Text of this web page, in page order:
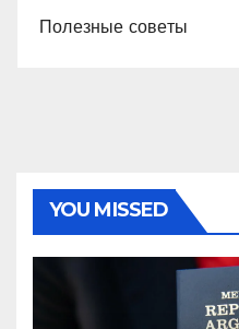
Полезные советы
YOU MISSED